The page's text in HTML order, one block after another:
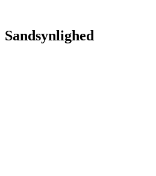
Sandsynlighed